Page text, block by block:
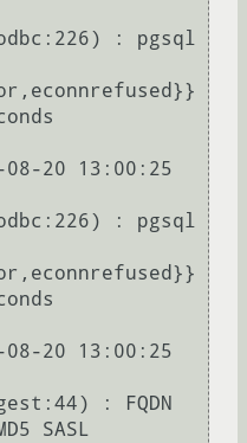
: pgsql
08-20 13:00:25
: pgsql
08-20 13:00:25
: FQDN
SASL